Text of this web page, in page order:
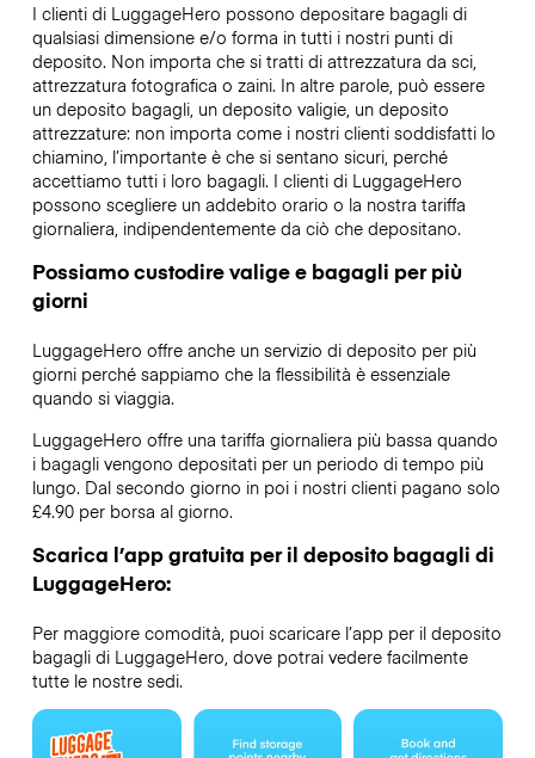
I clienti di LuggageHero possono depositare bagagli di
qualsiasi dimensione e/o forma in tutti i nostri punti di
deposito. Non importa che si tratti di attrezzatura da sci,
attrezzatura fotografica o zaini. In altre parole, può essere
un deposito bagagli, un deposito valigie, un deposito
attrezzature: non importa come i nostri clienti soddisfatti lo
chiamino, l’importante è che si sentano sicuri, perché
accettiamo tutti i loro bagagli. I clienti di LuggageHero
possono scegliere un addebito orario o la nostra tariffa
giornaliera, indipendentemente da ciò che depositano.
Possiamo custodire valige e bagagli per più
giorni
LuggageHero offre anche un servizio di deposito per più
giorni perché sappiamo che la flessibilità è essenziale
quando si viaggia.
LuggageHero offre una tariffa giornaliera più bassa quando
i bagagli vengono depositati per un periodo di tempo più
lungo. Dal secondo giorno in poi i nostri clienti pagano solo
£4.90 per borsa al giorno.
Scarica l’app gratuita per il deposito bagagli di
LuggageHero:
Per maggiore comodità, puoi scaricare l’app per il deposito
bagagli di LuggageHero, dove potrai vedere facilmente
tutte le nostre sedi.